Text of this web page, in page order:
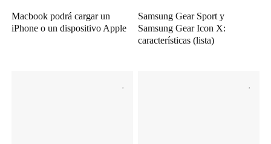
Macbook podrá cargar un
iPhone o un dispositivo Apple
Samsung Gear Sport y
Samsung Gear Icon X:
características (lista)